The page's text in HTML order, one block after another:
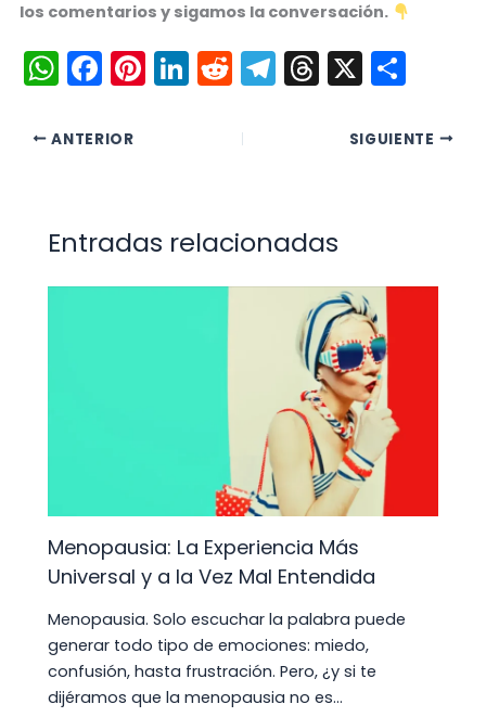
los comentarios y sigamos la conversación.
W
h
a
p
p
F
a
c
o
o
Pi
nt
Li
n
n
R
e
d
T
el
m
T
hr
s
X C
m
ANTERIOR SIGUIENTE
Entradas relacionadas
Menopausia: La Experiencia Más
Universal y a la Vez Mal Entendida
Menopausia. Solo escuchar la palabra puede
generar todo tipo de emociones: miedo,
confusión, hasta frustración. Pero, ¿y si te
dijéramos que la menopausia no es…